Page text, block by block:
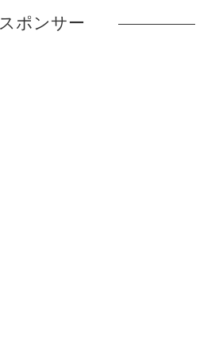
スポンサー